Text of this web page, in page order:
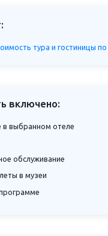
тура и гостиницы
включено:
в выбранном отеле
обслуживание
в музеи